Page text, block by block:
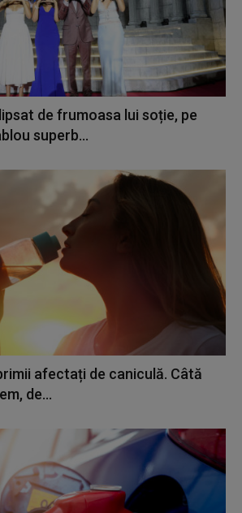
de frumoasa lui soție, pe
superb...
afectați de caniculă. Câtă
de...